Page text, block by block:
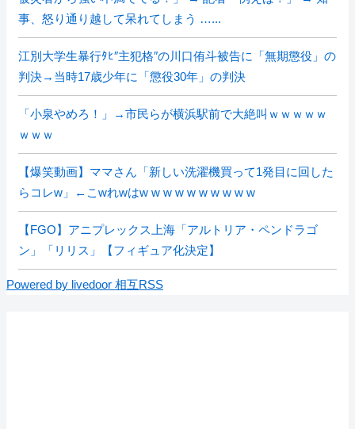
事、怒り通り越して呆れてしまう …...
江別大学生暴行ﾀﾋ″主犯格″の川口侑斗被告に「無期懲役」の
判決→当時17歳少年に「懲役30年」の判決
「小泉やめろ！」→市民らが横浜駅前で大絶叫ｗｗｗｗｗ
ｗｗｗ
【爆笑動画】ママさん「新しい洗濯機買って1発目に回した
らコレw」←こwれwはw w w w w w w w w w
【FGO】アニプレックス上海「アルトリア・ペンドラゴ
ン」「リリス」【フィギュア化決定】
Powered by livedoor 相互RSS